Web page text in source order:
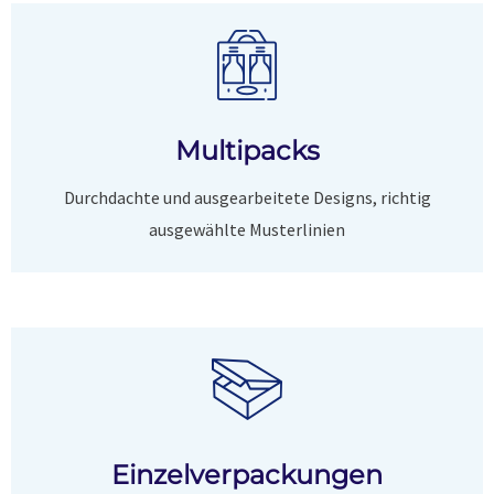
Multipacks
Durchdachte und ausgearbeitete Designs, richtig
ausgewählte Musterlinien
Einzelverpackungen